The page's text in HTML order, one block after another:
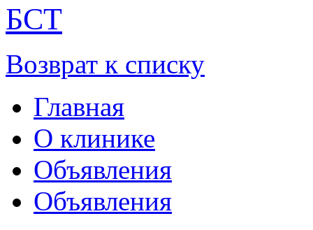
БСТ
Возврат к списку
Главная
О клинике
Объявления
Объявления